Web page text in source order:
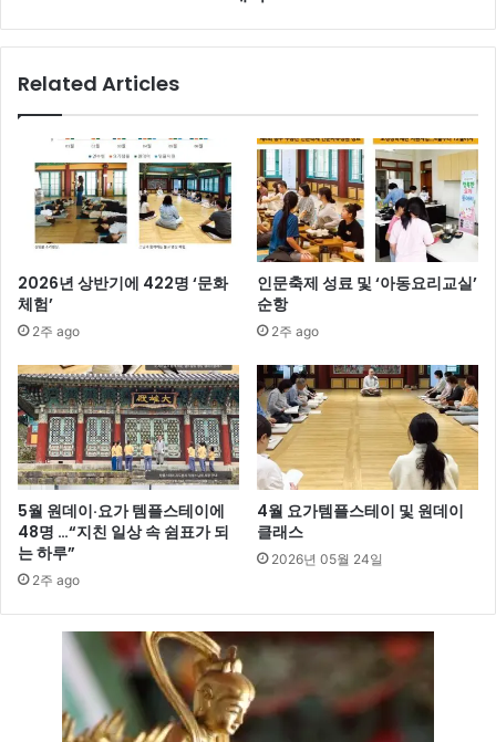
Related Articles
2026년 상반기에 422명 ‘문화
체험’
2주 ago
인문축제 성료 및 ‘아동요리교실’
순항
2주 ago
5월 원데이·요가 템플스테이에
48명 …“지친 일상 속 쉼표가 되
는 하루”
2주 ago
4월 요가템플스테이 및 원데이
클래스
2026년 05월 24일